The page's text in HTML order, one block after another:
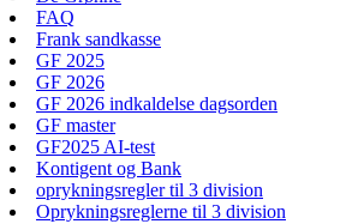
FAQ
Frank sandkasse
GF 2025
GF 2026
GF 2026 indkaldelse dagsorden
GF master
GF2025 AI-test
Kontigent og Bank
oprykningsregler til 3 division
Oprykningsreglerne til 3 division